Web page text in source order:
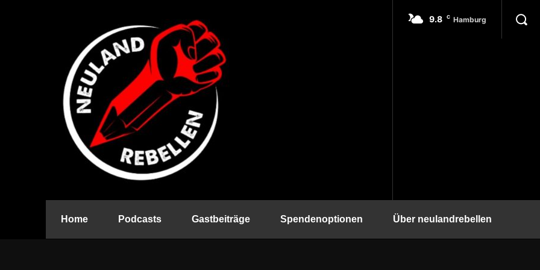
9.8 C Hamburg
Home Podcasts Gastbeiträge Spendenoptionen Über neulandrebellen